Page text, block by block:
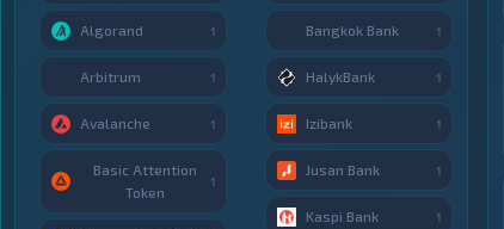
Algorand 1
Arbitrum 1
Avalanche 1
Basic Attention
Token
1
Bangkok Bank 1
HalykBank 1
Izibank 1
Jusan Bank 1
Kaspi Bank 1